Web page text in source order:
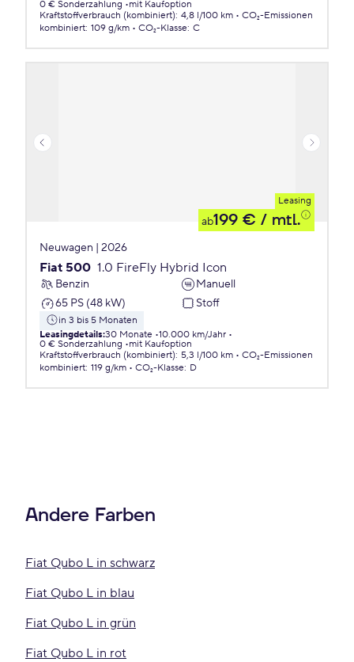
0 € Sonderzahlung
mit Kaufoption
Kraftstoffverbrauch (kombiniert): 4,8 l/100 km
CO₂-Emissionen
kombiniert: 109 g/km CO₂-Klasse: C
Leasing
ab199 € / mtl.
Neuwagen | 2026
Fiat 500 1.0 FireFly Hybrid Icon
Benzin
Manuell
65 PS (48 kW)
Stoff
in 3 bis 5 Monaten
Leasingdetails:30 Monate 10.000 km/Jahr
0 € Sonderzahlung
mit Kaufoption
Kraftstoffverbrauch (kombiniert): 5,3 l/100 km
CO₂-Emissionen
kombiniert: 119 g/km CO₂-Klasse: D
Andere Farben
Fiat Qubo L in schwarz
Fiat Qubo L in blau
Fiat Qubo L in grün
Fiat Qubo L in rot